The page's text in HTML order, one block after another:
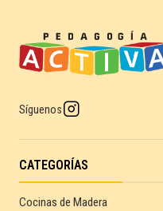
Síguenos
CATEGORÍAS
Cocinas de Madera